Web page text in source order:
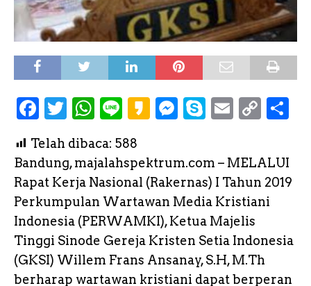
F
c
e
b
o
o
k
T
it
te
r
W
a
ts
A
p
p
L
n
e
K
k
a
o
M
s
e
n
g
e
S
p
e
E
a
il
C
p
y
L
n
k
r
Telah dibaca: 588
Bandung, majalahspektrum.com – MELALUI
Rapat Kerja Nasional (Rakernas) I Tahun 2019
Perkumpulan Wartawan Media Kristiani
Indonesia (PERWAMKI), Ketua Majelis
Tinggi Sinode Gereja Kristen Setia Indonesia
(GKSI) Willem Frans Ansanay, S.H, M.Th
berharap wartawan kristiani dapat berperan